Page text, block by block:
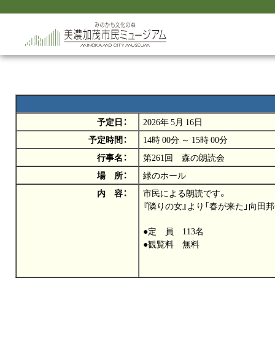
予定日：
2026年 5月 16日
予定時間：
14時 00分 ～ 15時 00分
行事名：
第261回 森の朗読会
場 所：
緑のホール
内 容：
市民による朗読です。
『隣りの女』より「春が来た」向田
●定 員 113名
●観覧料 無料